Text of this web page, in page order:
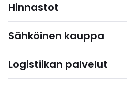
Hinnastot
Sähköinen kauppa
Logistiikan palvelut